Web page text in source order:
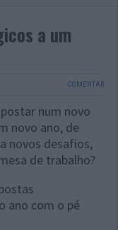
a um
COMENTAR
num novo
novo ano, de
novos desafios,
de trabalho?
ano com o pé